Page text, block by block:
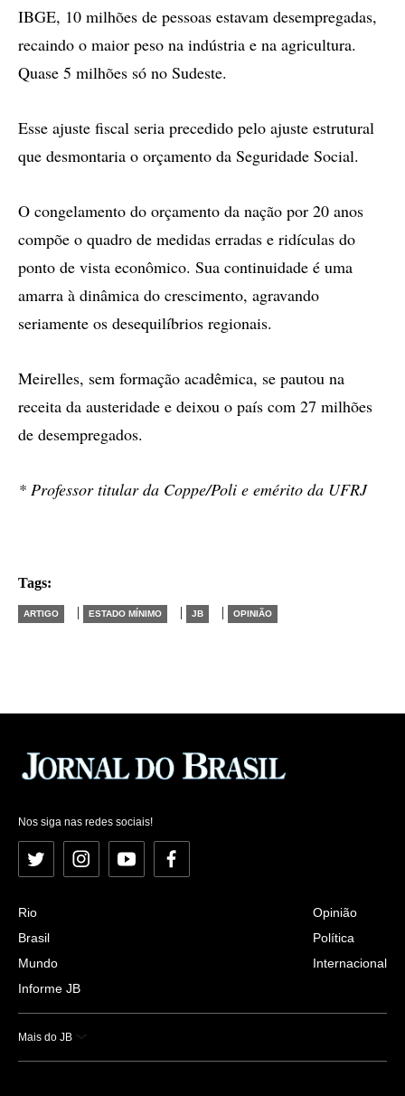
IBGE, 10 milhões de pessoas estavam desempregadas,
recaindo o maior peso na indústria e na agricultura.
Quase 5 milhões só no Sudeste.
Esse ajuste fiscal seria precedido pelo ajuste estrutural
que desmontaria o orçamento da Seguridade Social.
O congelamento do orçamento da nação por 20 anos
compõe o quadro de medidas erradas e ridículas do
ponto de vista econômico. Sua continuidade é uma
amarra à dinâmica do crescimento, agravando
seriamente os desequilíbrios regionais.
Meirelles, sem formação acadêmica, se pautou na
receita da austeridade e deixou o país com 27 milhões
de desempregados.
* Professor titular da Coppe/Poli e emérito da UFRJ
Tags:
ARTIGO | ESTADO MÍNIMO | JB | OPINIÃO
Nos siga nas redes sociais!
Twitter InstagramYouTubeFacebook
Rio
Brasil
Mundo
Informe JB
Opinião
Política
Internacional
Mais do JB
Esportes